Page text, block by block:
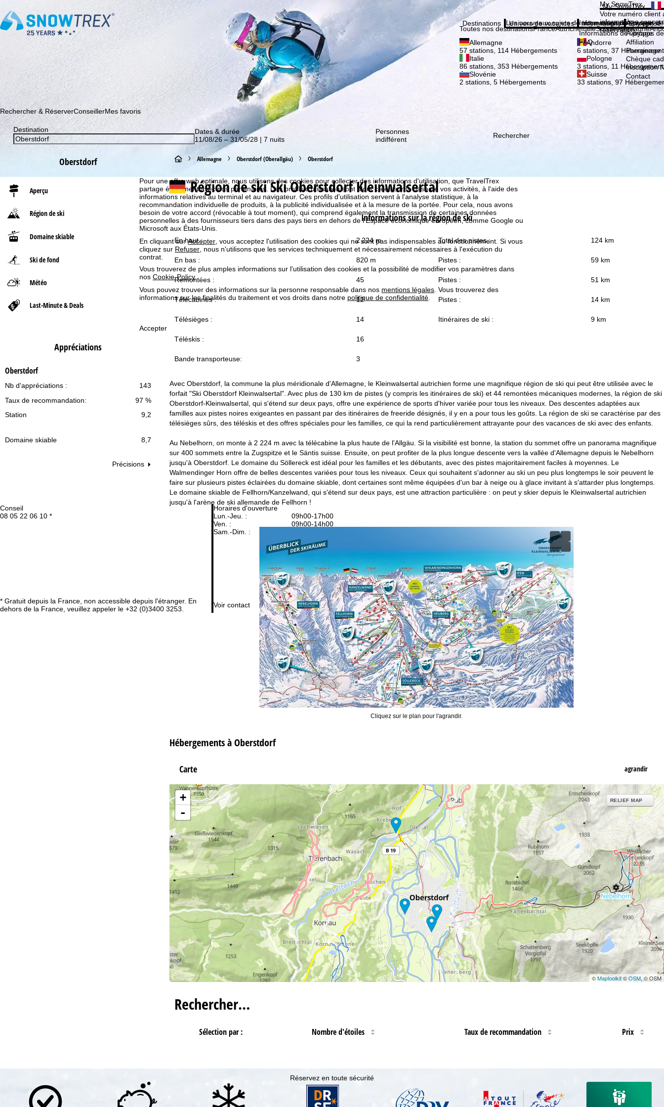
Pour une offre web optimale, nous utilisons des cookies pour collecter des informations d'utilisation, que TravelTrex
partage également avec nos partenaires. Des profils d'utilisation sont alors créés sur la base de vos activités, à l'aide des
informations relatives au terminal et au navigateur. Ces profils d'utilisation servent à l'analyse statistique, à la
recommandation individuelle de produits, à la publicité individualisée et à la mesure de la portée. Pour cela, nous avons
besoin de votre accord (révocable à tout moment), qui comprend également la transmission de certaines données
personnelles à des fournisseurs tiers dans des pays tiers en dehors de l'Espace économique européen, comme Google ou
Microsoft aux États-Unis.
En cliquant surAccepter , vous acceptez l'utilisation des cookies qui ne sont pas indispensables au fonctionnement. Si vous
cliquez sur Refuser , nous n'utilisons que les services techniquement et nécessairement nécessaires à l'exécution du
contrat.
Vous trouverez de plus amples informations sur l'utilisation des cookies et la possibilité de modifier vos paramètres dans
nos Cookie-Policy
Vous pouvez trouver des informations sur la personne responsable dans nos mentions légales . Vous trouverez des
informations sur les finalités du traitement et vos droits dans notre politique de confidentialité
Accepter
Conseil
08 05 22 06 10 *
* Gratuit depuis la France, non accessible depuis l'étranger. En
dehors de la France, veuillez appeler le +32 (0)3400 3253.
Horaires d'ouverture
Lun.-Jeu. :
09h00-17h00
Ven. :
09h00-14h00
Sam.-Dim. :
Voir contact
Conseil
Abonnez-vous à notre newsletter et soyez le premier à découvrir nos promos ! Inscription
My SnowTrex
My SnowTrex
Votre numéro client
informations
réservation.
Destinations
Toutes nos destinationsFranceAutricheItalieSuisseAllemagne
Allemagne
57 stations, 114 Hébergements
Andorre
6 stations, 37
Italie
86 stations, 353 Hébergements
Pologne
3 stations, 11
Slovénie
2 stations, 5 Hébergements
Suisse
33 stations, 97
Univers de vacances
Les nouveaux sujets de notre magazine
Informations
Informations de voyage
Informations de voyage
FAQ
Entreprise
À propos
À propos
Affiliation
Parrainage
Chèque
Inscription
Contact
Rechercher & RéserverConseillerMes favoris
Destination
Dates & durée
11/08/26 – 31/05/28 | 7 nuits
Personnes
indifférent
Rechercher
Oberstdorf
Aperçu
Région de ski
Domaine skiable
Ski de fond
Météo
Last-Minute & Deals
Appréciations
Oberstdorf
143
Nb d'appréciations :
97 %
Taux de recommandation:
Station
9,2
Domaine skiable 8,7
Précisions
P
a
g
e
d
'
a
c
c
u
e
i
l
Allemagne Oberstdorf (Oberallgäu) Oberstdorf
Région de ski Ski Oberstdorf Kleinwalsertal
Informations sur la région de ski
En haut : 2 224 m Total des pistes : 124 km
En bas : 820 m Pistes : 59 km
Remontées : 45 Pistes : 51 km
Télécabines : 12 Pistes : 14 km
Télésièges : 14 Itinéraires de ski : 9 km
Téléskis : 16
Bande transporteuse: 3
Avec Oberstdorf, la commune la plus méridionale d'Allemagne, le Kleinwalsertal autrichien forme une magnifique région de ski qui peut être utilisée avec le
forfait "Ski Oberstdorf Kleinwalsertal". Avec plus de 130 km de pistes (y compris les itinéraires de ski) et 44 remontées mécaniques modernes, la région de ski
Oberstdorf-Kleinwalsertal, qui s'étend sur deux pays, offre une expérience de sports d'hiver variée pour tous les niveaux. Des descentes adaptées aux
familles aux pistes noires exigeantes en passant par des itinéraires de freeride désignés, il y en a pour tous les goûts. La région de ski se caractérise par des
télésièges sûrs, des téléskis et des offres spéciales pour les familles, ce qui la rend particulièrement attrayante pour des vacances de ski avec des enfants.
Au Nebelhorn, on monte à 2 224 m avec la télécabine la plus haute de l'Allgäu. Si la visibilité est bonne, la station du sommet offre un panorama magnifique
sur 400 sommets entre la Zugspitze et le Säntis suisse. Ensuite, on peut profiter de la plus longue descente vers la vallée d'Allemagne depuis le Nebelhorn
jusqu'à Oberstdorf. Le domaine du Söllereck est idéal pour les familles et les débutants, avec des pistes majoritairement faciles à moyennes. Le
Walmendinger Horn offre de belles descentes variées pour tous les niveaux. Ceux qui souhaitent s'adonner au ski un peu plus longtemps le soir peuvent le
faire sur plusieurs pistes éclairées du domaine skiable, dont certaines sont même équipées d'un bar à neige ou à glace invitant à s'attarder plus longtemps.
Le domaine skiable de Fellhorn/Kanzelwand, qui s'étend sur deux pays, est une attraction particulière : on peut y skier depuis le Kleinwalsertal autrichien
jusqu'à l'arène de ski allemande de Fellhorn !
Cliquez sur le plan pour l'agrandir.
Hébergements à Oberstdorf
Carte agrandir
+
-
RELIEF MAP
©Maptoolkit©OSM, © OSM
Rechercher…
Sélection par : Nombre d'étoiles Taux de recommandation Prix
Réservez en toute sécurité